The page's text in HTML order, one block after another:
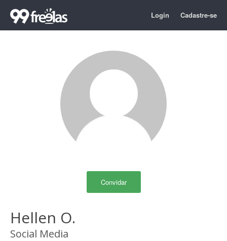
Login Cadastre-se
Convidar
Hellen O.
Social Media